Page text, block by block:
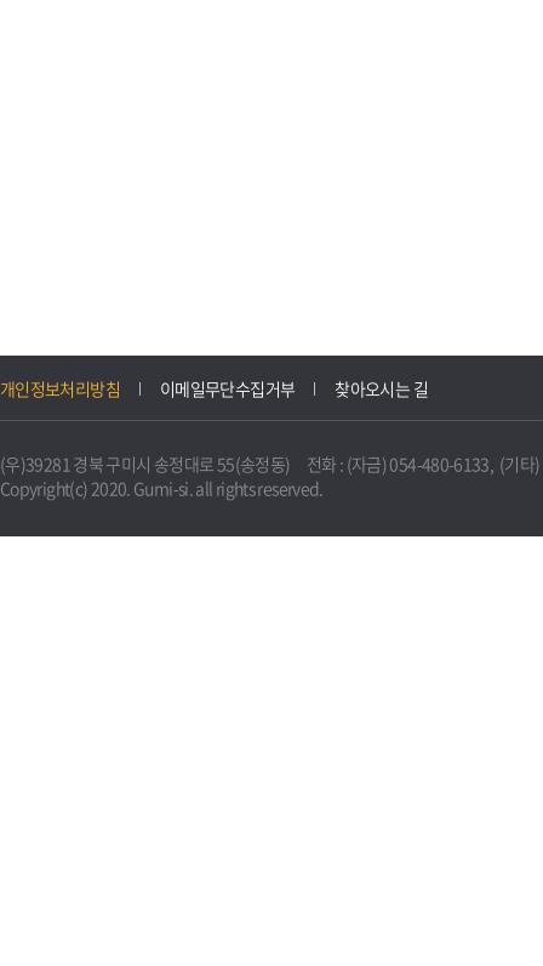
개인정보처리방침 이메일무단수집거부 찾아오시는 길
(우)39281 경북 구미시 송정대로 55(송정동) 전화 : (자금) 054-480-6133, (기타
Copyright(c) 2020. Gumi-si. all rights reserved.